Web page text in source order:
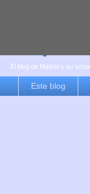
es
El blog de Madrid y su
Este blog